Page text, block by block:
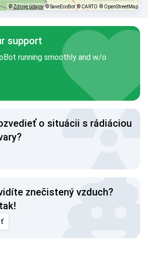
© Zdroje údajov © SaveEcoBot © CARTO © OpenStreetMap
support
running smoothly and w/o
o situácii s rádiáciou
znečistený vzduch?